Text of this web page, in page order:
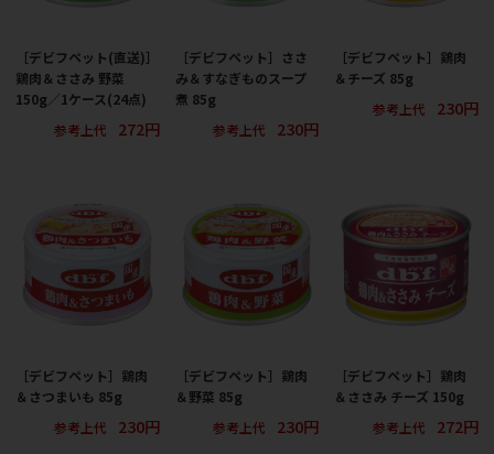
［デビフペット(直送)］
鶏肉＆ささみ 野菜
150g／1ケース(24点)
参考上代
272円
［デビフペット］ささ
み＆すなぎものスープ
煮 85g
参考上代
230円
［デビフペット］鶏肉
＆チーズ 85g
参考上代
230円
［デビフペット］鶏肉
＆さつまいも 85g
参考上代
230円
［デビフペット］鶏肉
＆野菜 85g
参考上代
230円
［デビフペット］鶏肉
＆ささみ チーズ 150g
参考上代
272円